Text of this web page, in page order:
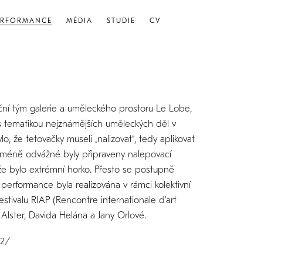
MÉDIA STUDIE CV
tým galerie a uměleckého prostoru Le Lobe,
nejznámějších uměleckých děl v
že tetovačky museli „nalizovat“, tedy aplikovat
odvážné byly připraveny nalepovací
bylo extrémní horko. Přesto se postupně
byla realizována v rámci kolektivní
RIAP (Rencontre internationale d’art
Davida Helána a Jany Orlové.